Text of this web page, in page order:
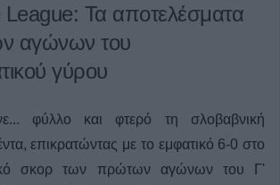
Τα αποτελέσματα
αγώνων του
γύρου
φύλλο και φτερό τη σλοβαβνική
επικρατώντας με το εμφατικό 6-0 στο
σκορ των πρώτων αγώνων του Γ'